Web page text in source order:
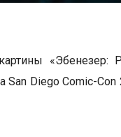
Diego Comic-